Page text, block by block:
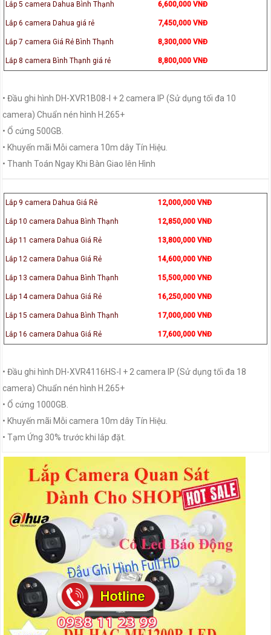
Lắp 5 camera Dahua Bình Thạnh 6,600,000 VNĐ
Lắp 6 camera Dahua giá rẻ 7,450,000 VNĐ
Lắp 7 camera Giá Rẻ Bình Thạnh 8,300,000 VNĐ
Lắp 8 camera Bình Thạnh giá rẻ 8,800,000 VNĐ
• Đầu ghi hình DH-XVR1B08-I + 2 camera IP (Sử dụng tối đa 10
camera) Chuẩn nén hình H.265+
• Ổ cứng 500GB.
• Khuyến mãi Mỗi camera 10m dây Tín Hiệu.
• Thanh Toán Ngay Khi Bàn Giao lên Hình
Lắp 9 camera Dahua Giá Rẻ 12,000,000 VNĐ
Lắp 10 camera Dahua Bình Thạnh 12,850,000 VNĐ
Lắp 11 camera Dahua Giá Rẻ 13,800,000 VNĐ
Lắp 12 camera Dahua Giá Rẻ 14,600,000 VNĐ
Lắp 13 camera Dahua Bình Thạnh 15,500,000 VNĐ
Lắp 14 camera Dahua Giá Rẻ 16,250,000 VNĐ
Lắp 15 camera Dahua Bình Thạnh 17,000,000 VNĐ
Lắp 16 camera Dahua Giá Rẻ 17,600,000 VNĐ
• Đầu ghi hình DH-XVR4116HS-I + 2 camera IP (Sử dụng tối đa 18
camera) Chuẩn nén hình H.265+
• Ổ cứng 1000GB.
• Khuyến mãi Mỗi camera 10m dây Tín Hiệu.
• Tạm Ứng 30% trước khi lắp đặt.